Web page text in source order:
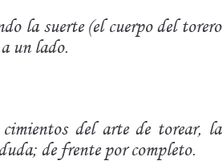
la suerte (el cuerpo del torero
un lado.
del arte de torear, la
de frente por completo.